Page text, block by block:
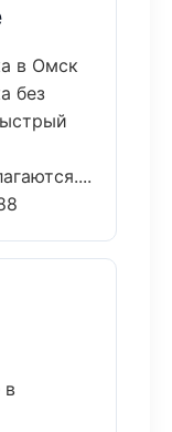
в Омск
без
в